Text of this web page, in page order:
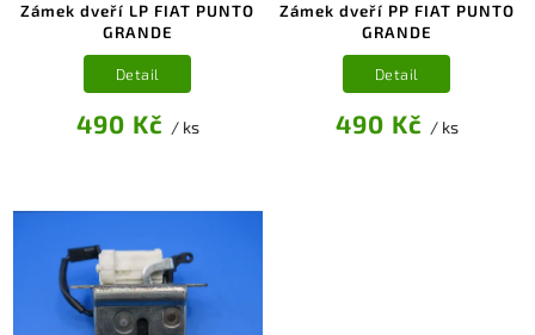
Zámek dveří LP FIAT PUNTO
GRANDE
490 Kč / ks
Detail
Zámek dveří PP FIAT PUNTO
GRANDE
490 Kč / ks
Detail